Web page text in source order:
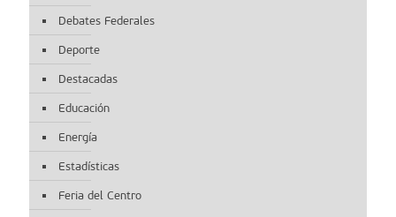
Debates Federales
Deporte
Destacadas
Educación
Energía
Estadísticas
Feria del Centro